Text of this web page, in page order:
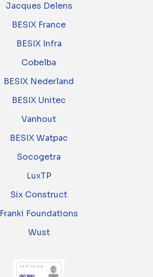
Jacques Delens
BESIX France
BESIX Infra
Cobelba
BESIX Nederland
BESIX Unitec
Vanhout
BESIX Watpac
Socogetra
LuxTP
Six Construct
Franki Foundations
Wust